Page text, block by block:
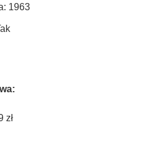
1963
zł